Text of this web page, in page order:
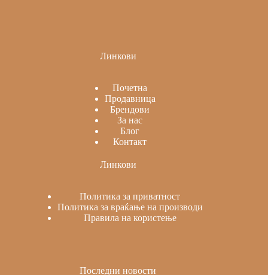
Линкови
Почетна
Продавница
Брендови
За нас
Блог
Контакт
Линкови
Политика за приватност
Политика за враќање на производи
Правила на користење
Последни новости